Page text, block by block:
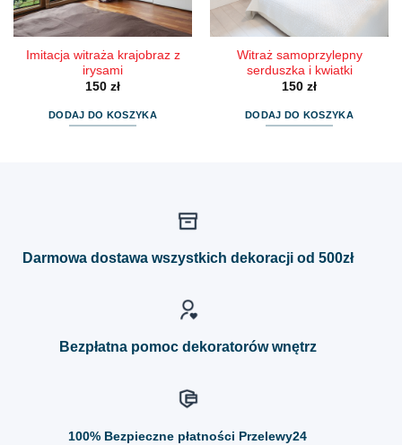
Imitacja witraża krajobraz z
irysami
150 zł
DODAJ DO KOSZYKA
Witraż samoprzylepny
serduszka i kwiatki
150 zł
DODAJ DO KOSZYKA
Darmowa dostawa wszystkich dekoracji od 500zł
Bezpłatna pomoc dekoratorów wnętrz
100% Bezpieczne płatności Przelewy24